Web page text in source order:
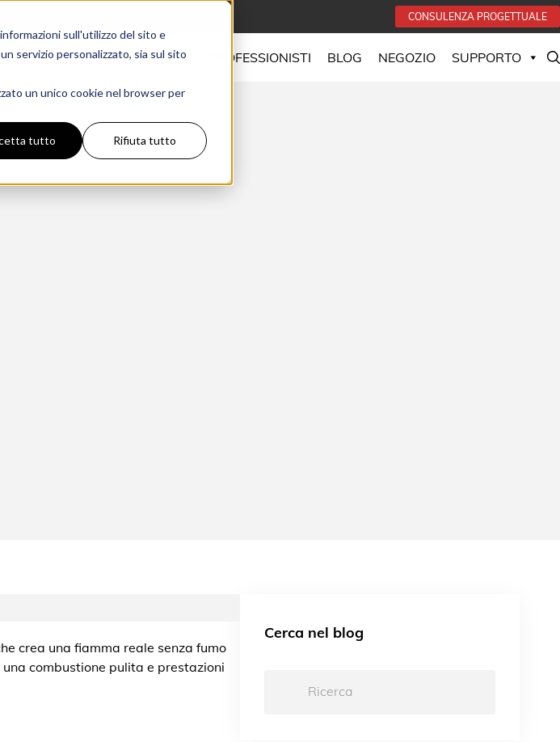
sull'utilizzo del sito e
servizio personalizzato, sia sul sito
un unico cookie nel browser per
tutto Rifiuta tutto
CONSULENZA PROGETTUALE
CAMINETTI PER I PROFESSIONISTI BLOG NEGOZIO SUPPORTO
crea una fiamma reale senza fumo
combustione pulita e prestazioni
Cerca nel blog